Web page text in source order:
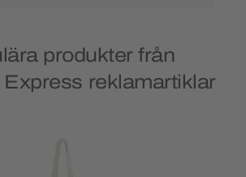
produkter från
Express reklamartiklar